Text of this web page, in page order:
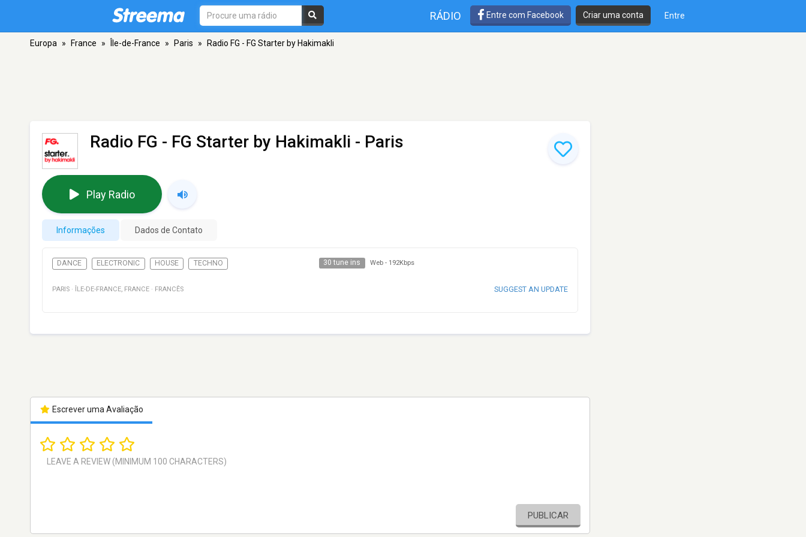
RÁDIO Entre com Facebook Criar uma conta Entre
Europa » France » Île-de-France » Paris » Radio FG - FG Starter by Hakimakli
Radio FG - FG Starter by Hakimakli - Paris
Play Radio
Informações Dados de Contato
DANCE ELECTRONIC HOUSE TECHNO 30 tune ins Web - 192Kbps
PARIS · ÎLE-DE-FRANCE, FRANCE · FRANCÊS SUGGEST AN UPDATE
Escrever uma Avaliação
PUBLICAR